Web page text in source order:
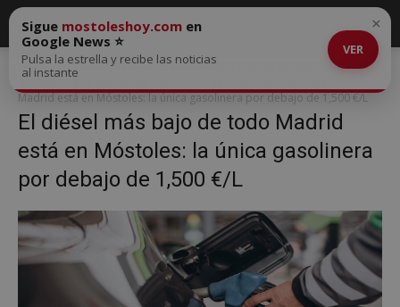
Inicio
El diésel más bajo de todo Madrid está en Móstoles: la única
gasolinera por debajo de 1,500 €/L
Madrid está en Móstoles: la única gasolinera por debajo de 1,500 €/L
El diésel más bajo de todo Madrid
está en Móstoles: la única gasolinera
por debajo de 1,500 €/L
Sigue mostoleshoy.com en
Google News ⭐
Pulsa la estrella y recibe las noticias
al instante
VER
×